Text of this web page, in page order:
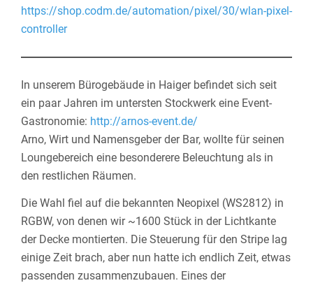
https://shop.codm.de/automation/pixel/30/wlan-pixel-
controller
In unserem Bürogebäude in Haiger befindet sich seit
ein paar Jahren im untersten Stockwerk eine Event-
Gastronomie: http://arnos-event.de/
Arno, Wirt und Namensgeber der Bar, wollte für seinen
Loungebereich eine besonderere Beleuchtung als in
den restlichen Räumen.
Die Wahl fiel auf die bekannten Neopixel (WS2812) in
RGBW, von denen wir ~1600 Stück in der Lichtkante
der Decke montierten. Die Steuerung für den Stripe lag
einige Zeit brach, aber nun hatte ich endlich Zeit, etwas
passenden zusammenzubauen. Eines der